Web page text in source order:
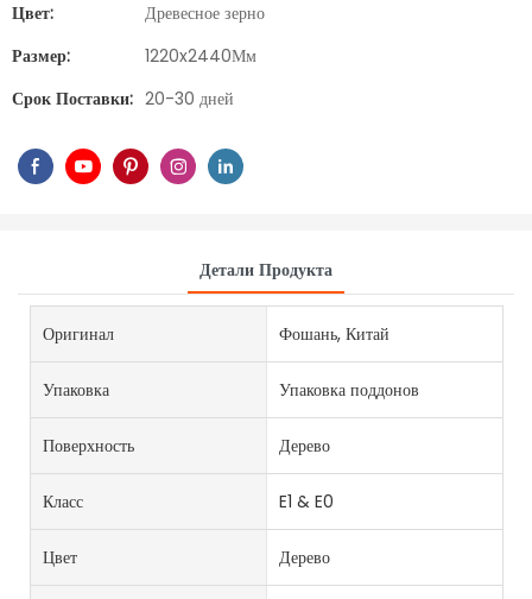
Цвет:
Древесное зерно
Размер:
1220x2440Мм
Срок Поставки: 20-30 дней
Детали Продукта
Оригинал Фошань, Китай
Упаковка Упаковка поддонов
Поверхность Дерево
Класс E1 & E0
Цвет Дерево